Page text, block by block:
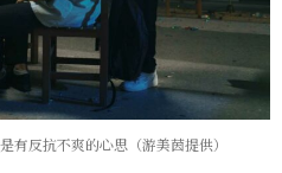
有反抗不爽的心思（游美茵提供）